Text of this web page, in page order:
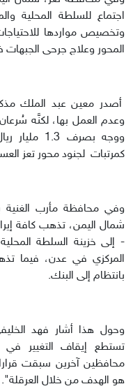
اجتماع للسلطة المحلية
وتخصيص مواردها
المحور وعلاج جرحى الجبهات
أصدر معين عبد الملك
وعدم العمل بها، لكنَّه
ووجه
كمرتبات لجنود محور تعز
وفي محافظة مأرب الغنية
شمال اليمن، تذهب كافة
- إلى خزينة السلطة
المركزي في عدن، فيما
بانتظام إلى البنك.
وحول هذا أشار فهد
تستطع إيقاف التغيير
محافظين آخرين سبقت
هو الهدف من خلال العرقلة".